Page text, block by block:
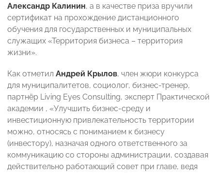
Александр Калинин, а в качестве приза вручили
сертификат на прохождение дистанционного
обучения для государственных и муниципальных
служащих «Территория бизнеса – территория
жизни».
Как отметил Андрей Крылов, член жюри конкурса
для муниципалитетов, социолог, бизнес-тренер,
партнёр Living Eyes Consulting, эксперт Практической
академии , «Улучшить бизнес-среду и
инвестиционную привлекательность территории
можно, относясь с пониманием к бизнесу
(инвестору), назначая одного ответственного за
коммуникацию со стороны администрации, создавая
действительно работающий совет при главе, ведя